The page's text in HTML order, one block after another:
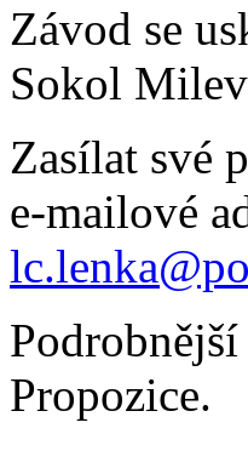
Závod se
Sokol
Zasílat své
e-mailové
Propozice.